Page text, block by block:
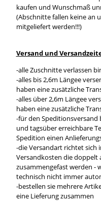
kaufen und Wunschmaß
(Abschnitte fallen keine an
mitgeliefert werden!!!)
Versand und
-alle Zuschnitte verlassen
-alles bis 2,6m Längee
haben eine zusätzliche
-alles über 2,6m Längee
haben eine zusätzliche
-für den
und tagsüber erreichbare
Spedition einen
-die Versandart richtet sich
Versandkosten die
zusammengefast werden -
technisch nicht immer
-bestellen sie mehrere
eine Lieferung zusammen